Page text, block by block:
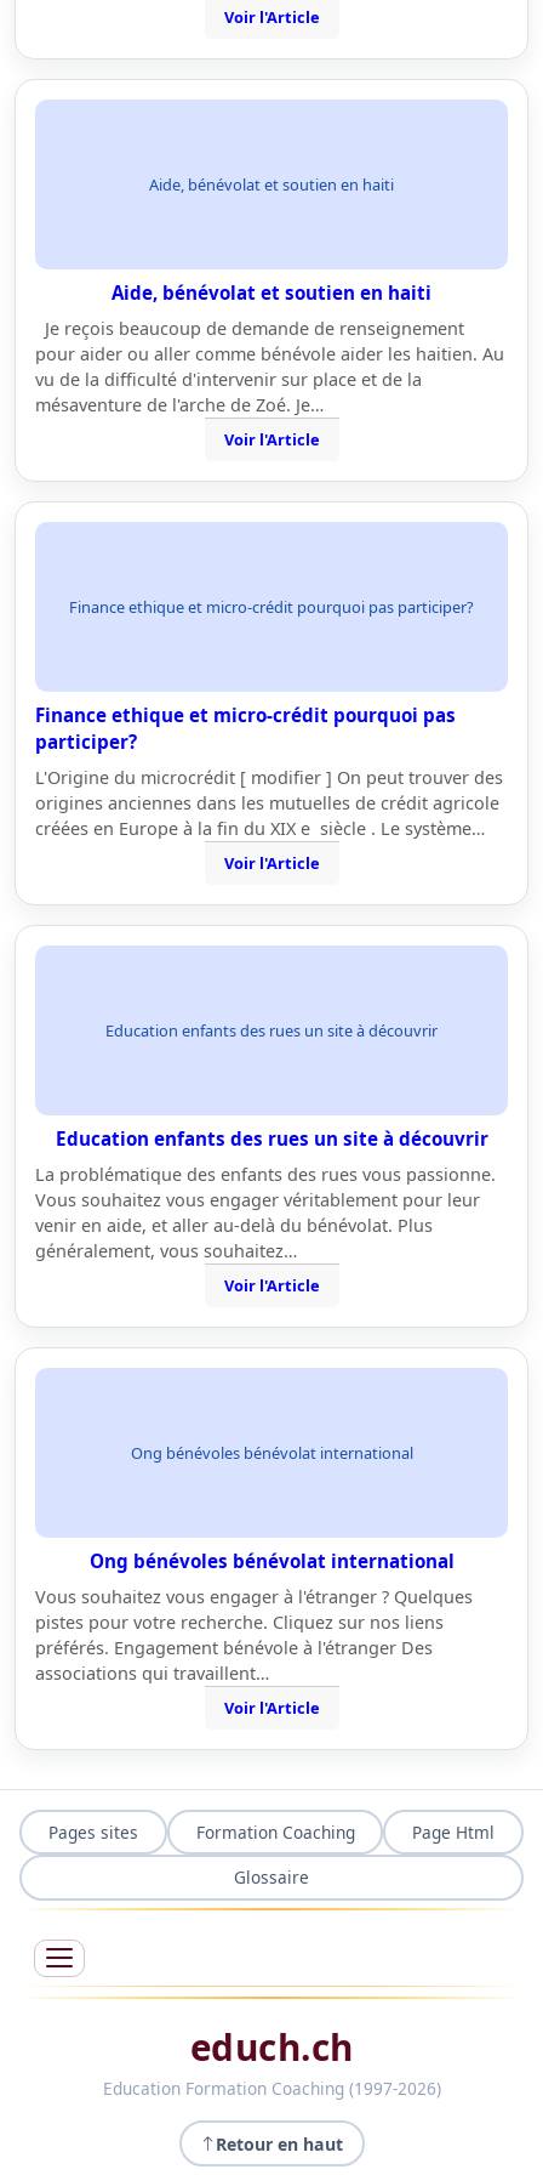
Voir l'Article
Aide, bénévolat et soutien en haiti
Aide, bénévolat et soutien en haiti
Je reçois beaucoup de demande de renseignement
pour aider ou aller comme bénévole aider les haitien. Au
vu de la difficulté d'intervenir sur place et de la
mésaventure de l'arche de Zoé. Je…
Voir l'Article
Finance ethique et micro-crédit pourquoi pas participer?
Finance ethique et micro-crédit pourquoi pas
participer?
L'Origine du microcrédit [ modifier ] On peut trouver des
origines anciennes dans les mutuelles de crédit agricole
créées en Europe à la fin du XIX e siècle . Le système…
Voir l'Article
Education enfants des rues un site à découvrir
Education enfants des rues un site à découvrir
La problématique des enfants des rues vous passionne.
Vous souhaitez vous engager véritablement pour leur
venir en aide, et aller au-delà du bénévolat. Plus
généralement, vous souhaitez…
Voir l'Article
Ong bénévoles bénévolat international
Ong bénévoles bénévolat international
Vous souhaitez vous engager à l'étranger ? Quelques
pistes pour votre recherche. Cliquez sur nos liens
préférés. Engagement bénévole à l'étranger Des
associations qui travaillent…
Voir l'Article
Pages sites Formation Coaching
Page Html
Glossaire
educh.ch
Education Formation Coaching (1997-2026)
Retour en haut